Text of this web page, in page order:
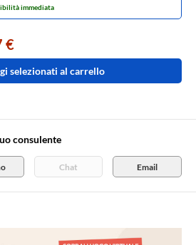
immediata
€
selezionati al carrello
consulente
Chat Email